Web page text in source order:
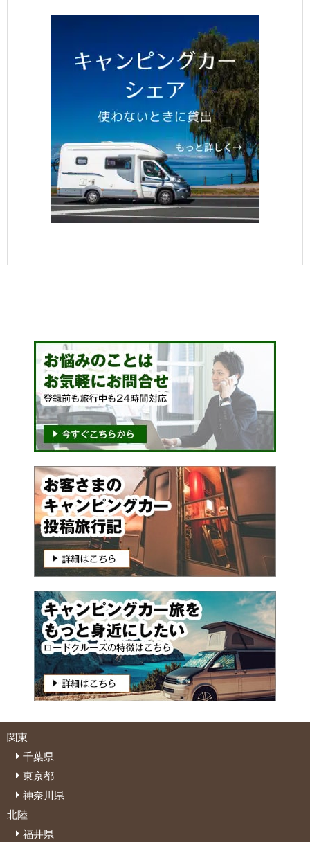
関東
千葉県
東京都
神奈川県
北陸
福井県